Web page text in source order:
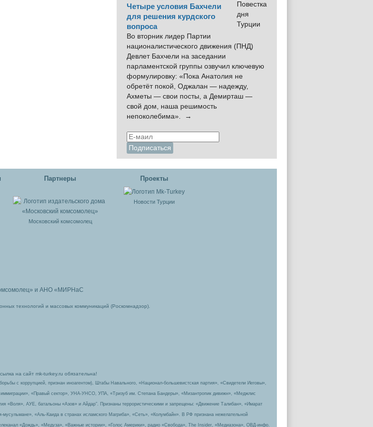
Четыре условия Бахчели
для решения курдского
вопроса
Во вторник лидер Партии
националистического движения (ПНД)
Девлет Бахчели на заседании
парламентской группы озвучил ключевую
формулировку: «Пока Анатолия не
обретёт покой, Оджалан — надежду,
Ахметы — свои посты, а Демирташ —
свой дом, наша решимость
непоколебима». →
Партнеры
Московский комсомолец
Проекты
Новости Турции
и АНО «МИРНаС
технологий и массовых коммуникаций (Роскомнадзор).
на сайт mk-turkey.ru обязательна!
с коррупцией, признан иноагентом), Штабы Навального, «Национал-большевистская партия», «Свидетели Иеговы»,
«Правый сектор», УНА-УНСО, УПА, «Тризуб им. Степана Бандеры», «Мизантропик дивижн», «Меджлис
«Воля», АУЕ, батальоны «Азов» и Айдар″. Признаны террористическими и запрещены: «Движение Талибан», «Имарат
«Аль-Каида в странах исламского Магриба», «Сеть», «Колумбайн». В РФ признана нежелательной
«Дождь», «Медуза», «Важные истории», «Голос Америки», радио «Свобода», The Insider, «Медиазона», ОВД-инфо.